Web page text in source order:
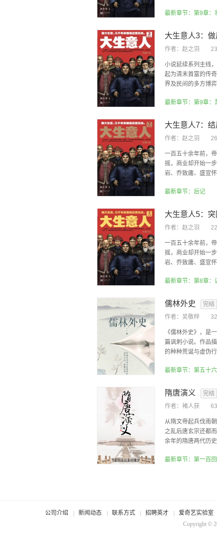
最新章节：第9章：
大生意人3：做
作者： 赵之羽
小说延续系列主线
起为清末首富的传
界及民间的多方博
最新章节：第9章：
大生意人7：结
作者： 赵之羽
一百五十余年前，
摇，商业却开始一
岩、乔致庸、盛宣
最新章节：后记
大生意人5：突
作者： 赵之羽
一百五十余年前，
摇，商业却开始一
岩、乔致庸、盛宣
最新章节：第8章：
儒林外史
完结
作者： 吴敬梓
《儒林外史》，是
篇讽刺小说。作品
的种种荒诞与虚伪
隋唐演义
完结
作者： 褚人获
从隋文帝起兵伐南
之乱后唐玄宗还都
余年的隋唐两代历
公司介绍 新闻动态 联系方式 招聘英才
爱奇艺实验室
Copyright ©